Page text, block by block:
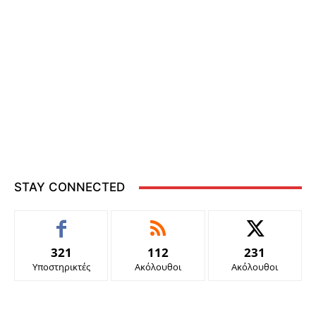
STAY CONNECTED
321
Υποστηρικτές
112
Ακόλουθοι
231
Ακόλουθοι